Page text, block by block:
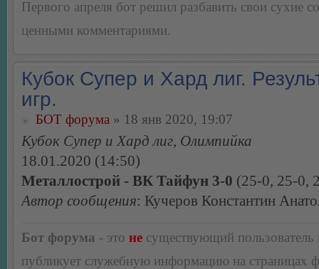
Первого апреля бот решил разбавить свои сухие
ценными комментариями.
Кубок Супер и Хард лиг.
игр.
БОТ форума » 18 янв 2020, 19:07
Кубок Супер и Хард лиг, Олимпийка
18.01.2020 (14:50)
Металлострой - ВК Тайфун 3-0 (25-0, 25-0,
Автор сообщения: Кучеров Константин
Бот форума - это не существующий пользователь
публикует служебную информацию на страницах